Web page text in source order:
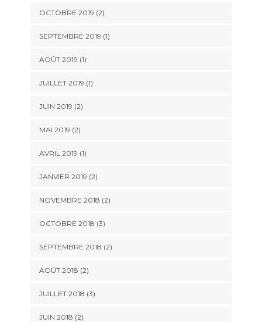
OCTOBRE 2019 (2)
SEPTEMBRE 2019 (1)
AOÛT 2019 (1)
JUILLET 2019 (1)
JUIN 2019 (2)
MAI 2019 (2)
AVRIL 2019 (1)
JANVIER 2019 (2)
NOVEMBRE 2018 (2)
OCTOBRE 2018 (3)
SEPTEMBRE 2018 (2)
AOÛT 2018 (2)
JUILLET 2018 (3)
JUIN 2018 (2)